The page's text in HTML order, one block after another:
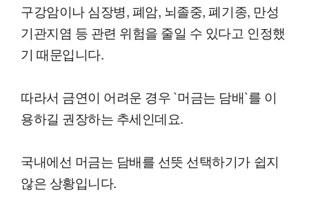
구강암이나 심장병, 폐암, 뇌졸중, 폐기종, 만성
기관지염 등 관련 위험을 줄일 수 있다고 인정했
기 때문입니다.
따라서 금연이 어려운 경우 `머금는 담배`를 이
용하길 권장하는 추세인데요.
국내에선 머금는 담배를 선뜻 선택하기가 쉽지
않은 상황입니다.